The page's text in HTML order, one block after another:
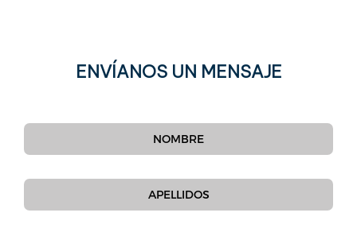
ENVÍANOS UN MENSAJE